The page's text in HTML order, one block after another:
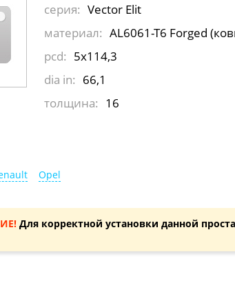
серия: Vector Elit
материал: AL6061-T6 Forged
pcd: 5x114,3
dia in: 66,1
толщина: 16
Opel
Для корректной установки данной